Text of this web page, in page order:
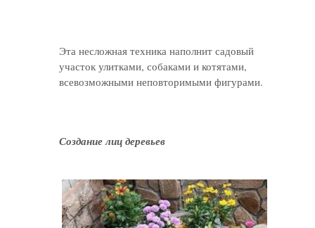
Эта несложная техника наполнит садовый
участок улитками, собаками и котятами,
всевозможными неповторимыми фигурами.
Создание лиц деревьев